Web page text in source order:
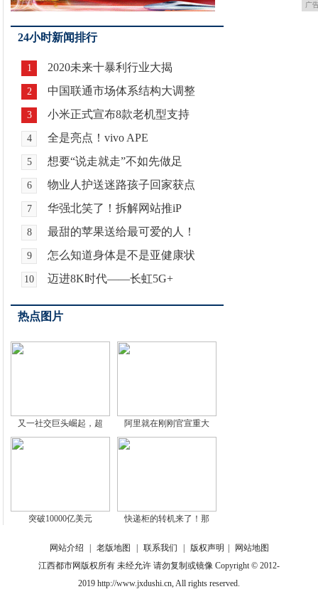
广
24小时新闻排行
1 2020未来十暴利行业大揭
2 中国联通市场体系结构大调整
3 小米正式宣布8款老机型支持
4 全是亮点！vivo APE
5 想要“说走就走”不如先做足
6 物业人护送迷路孩子回家获点
7 华强北笑了！拆解网站推iP
8 最甜的苹果送给最可爱的人！
9 怎么知道身体是不是亚健康状
10 迈进8K时代——长虹5G+
热点图片
又一社交巨头崛起，超 阿里就在刚刚官宣重大
突破10000亿美元 快递柜的转机来了！那
网站介绍 老版地图 联系我们 版权声明
网站地图
江西都市网版权所有 未经允许 请勿复制或镜像 Copyright © 2012-
2019 http://www.jxdushi.cn, All rights reserved.